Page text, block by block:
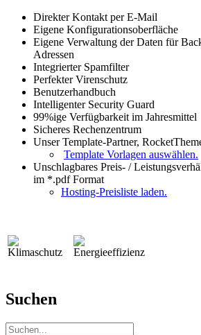
Direkter Kontakt per E-Mail
Eigene Konfigurationsoberfläche
Eigene Verwaltung der Daten für
Adressen
Integrierter Spamfilter
Perfekter Virenschutz
Benutzerhandbuch
Intelligenter Security Guard
99%ige Verfügbarkeit im Jahresmittel
Sicheres Rechenzentrum
Unser Template-Partner,
Template Vorlagen auswählen.
Unschlagbares Preis- /
im *.pdf Format
Hosting-Preisliste laden.
Suchen